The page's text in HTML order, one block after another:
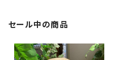
セール中の商品